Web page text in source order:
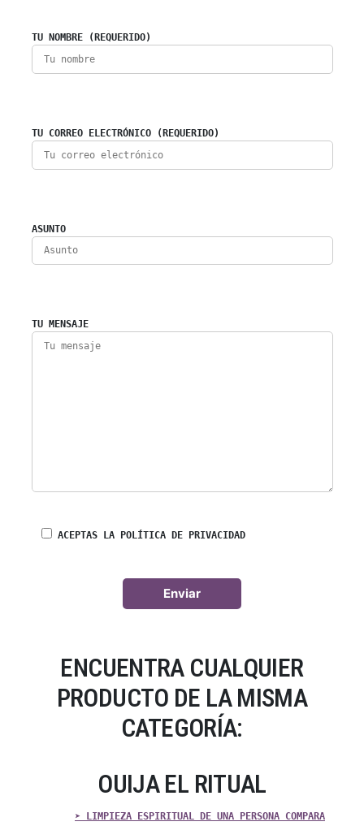
TU NOMBRE (REQUERIDO)
TU CORREO ELECTRÓNICO (REQUERIDO)
ASUNTO
TU MENSAJE
ACEPTAS LA POLÍTICA DE PRIVACIDAD
ENCUENTRA CUALQUIER
PRODUCTO DE LA MISMA
CATEGORÍA:
OUIJA EL RITUAL
➤ LIMPIEZA ESPIRITUAL DE UNA PERSONA COMPARA